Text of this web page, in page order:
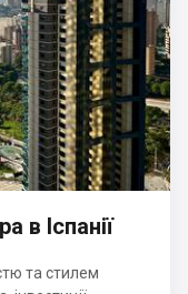
в Іспанії
та стилем